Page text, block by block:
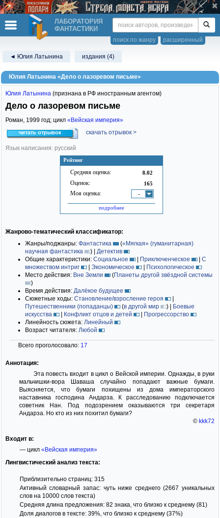
ЛАБОРАТОРИЯ
ФАНТАСТИКИ
расширенный
поиск по жанру
◄ Юлия Латынина издания (4)
Юлия Латынина «Дело о лазоревом письме»
Рейтинг
Средняя оценка: 8.02
Оценок: 165
Моя оценка: -
подробнее
Юлия Латынина (признана в РФ иностранным агентом)
Дело о лазоревом письме
Роман, 1999 год; цикл «Вейская империя»
читать отрывок скачать отрывок >
Язык написания: русский
Жанрово-тематический классификатор:
Жанры/поджанры: Фантастика («Мягкая» (гуманитарная)
научная фантастика
) | Детектив
Общие характеристики: Социальное | Приключенческое | С
множеством интриг
| Экономическое | Психологическое
Место действия: Вне Земли (Планеты другой звёздной системы
)
Время действия: Далёкое будущее
Сюжетные ходы: Становление/взросление героя
|
Путешественники (попаданцы)
(в другой мир ) | Боевые
искусства
| Конфликт отцов и детей | Прогрессорство
Линейность сюжета: Линейный
Возраст читателя: Любой
Всего проголосовало: 17
Аннотация:
Эта повесть входит в цикл о Вейской империи. Однажды, в руки
мальчишки-вора Шаваша случайно попадают важные бумаги.
Выясняется, что бумаги похищены из дома императорского
наставника господина Андарза. К расследованию подключается
советник Нан. Под подозрением оказываются три секретаря
Андарза. Но кто из них похитил бумаги?
© kkk72
Входит в:
— цикл «Вейская империя»
Лингвистический анализ текста:
Приблизительно страниц: 315
Активный словарный запас: чуть ниже среднего (2667 уникальных
слов на 10000 слов текста)
Средняя длина предложения: 82 знака, что близко к среднему (81)
Доля диалогов в тексте: 39%, что близко к среднему (37%)